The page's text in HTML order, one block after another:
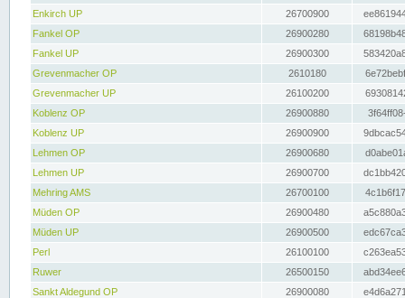
Enkirch UP
26700900
Fankel OP
26900280
Fankel UP
26900300
Grevenmacher OP
2610180
Grevenmacher UP
26100200
Koblenz OP
26900880
Koblenz UP
26900900
Lehmen OP
26900680
Lehmen UP
26900700
Mehring AMS
26700100
Müden OP
26900480
Müden UP
26900500
Perl
26100100
Ruwer
26500150
Sankt Aldegund OP
26900080